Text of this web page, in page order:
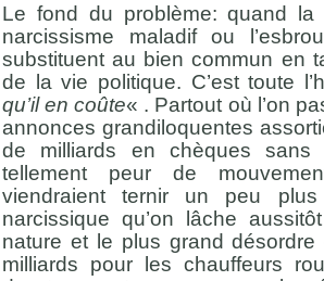
Le fond du problème: quand la
narcissisme maladif ou
substituent au bien commun en
de la vie politique. C’est toute
qu’il en coûte« . Partout où l’on
annonces grandiloquentes
de milliards en chèques sans
tellement peur de
viendraient ternir un peu
narcissique qu’on lâche
nature et le plus grand
milliards pour les chauffeurs